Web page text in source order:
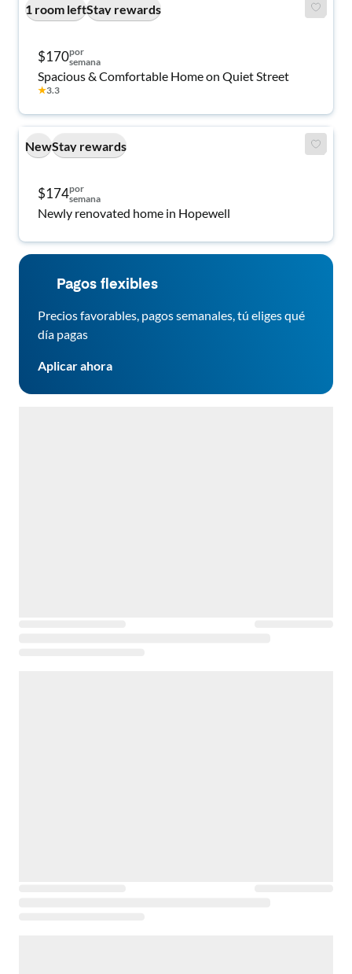
1 room leftStay rewards
$170por
semana
Spacious & Comfortable Home on Quiet Street
★3.3
NewStay rewards
$174por
semana
Newly renovated home in Hopewell
Pagos flexibles
Precios favorables, pagos semanales, tú eliges qué
día pagas
Aplicar ahora